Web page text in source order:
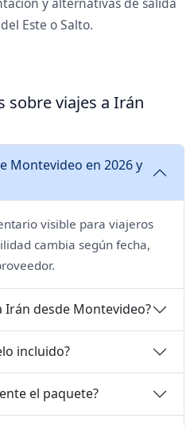
Este o Salto.
sobre viajes a Irán
Montevideo en 2026 y
visible para viajeros
cambia según fecha,
Irán desde Montevideo?
incluido?
el paquete?